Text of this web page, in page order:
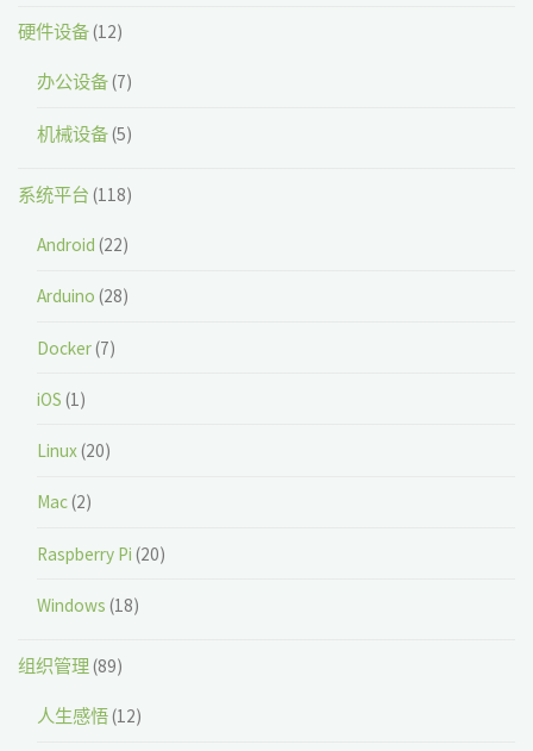
硬件设备(12)
办公设备(7)
机械设备(5)
系统平台 (118)
Android (22)
Arduino (28)
Docker(7)
iOS (1)
Linux(20)
Mac(2)
Raspberry Pi (20)
Windows (18)
组织管理(89)
人生感悟(12)